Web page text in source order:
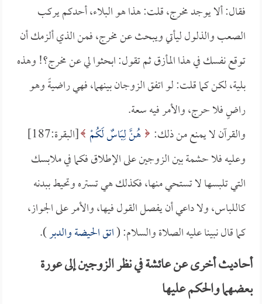
فقال: ألا يوجد مخرج، قلت: هذا هو البلاء، أحدكم يركب
الصعب والذلول ليأتي ويبحث عن مخرج، فمن الذي ألزمك أن
توقع نفسك في هذا المأزق ثم تقول: ابحثوا لي عن مخرج؟! وهذه
بلية، لكن كما قلت: لو اتفق الزوجان بينهما، فهي راضيةً وهو
راضٍ فلا حرج، والأمر فيه سعة.
والقرآن لا يمنع من ذلك: هُنَّ لِبَاسٌ لَكُمْ
[البقرة:187]
وعليه فلا حشمة بين الزوجين على الإطلاق فكما في ملابسك
التي تلبسها لا تستحي منها، فكذلك هي تستره وتحيط ببدنه
كاللباس، ولا داعي أن يفصل القول فيها، والأمر على الجواز،
كما قال نبينا عليه الصلاة والسلام: (اتق الحيضة والدبر).
أحاديث أخرى عن عائشة في نظر الزوجين إلى عورة
بعضهما والحكم عليها